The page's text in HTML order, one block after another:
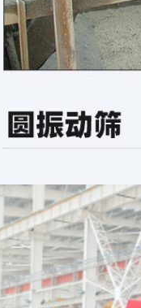
张**
王**
刘**
刘**